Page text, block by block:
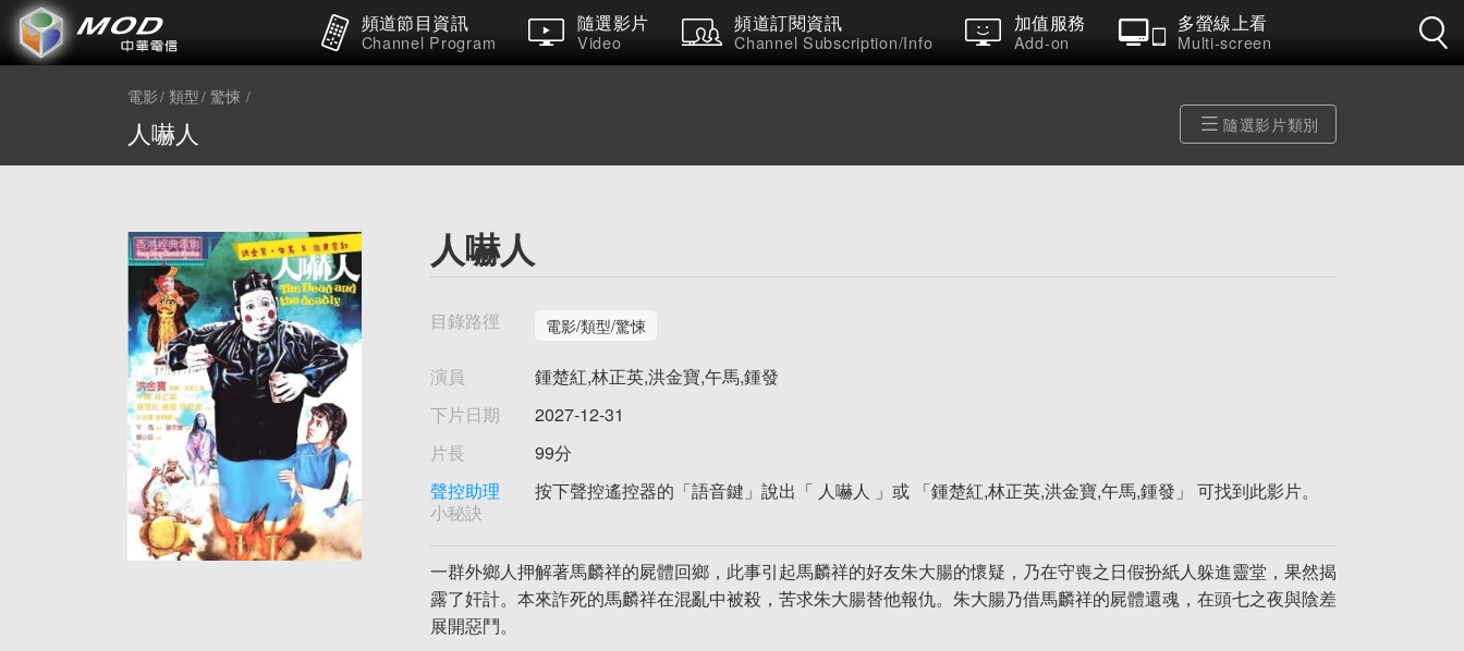
頻道節目資訊
Channel Program
隨選影片
Video
頻道訂閱資訊
Channel Subscription/Info
加值服務
Add-on
多螢線上看
Multi-screen
電影 類型 驚悚
人嚇人 隨選影片類別
人嚇人
目錄路徑 電影/類型/驚悚
演員
鍾楚紅,林正英,洪金寶,午馬,鍾發
下片日期
2027-12-31
片長
99分
聲控助理
小秘訣
按下聲控遙控器的「語音鍵」說出「 人嚇人 」或 「鍾楚紅,林正英,洪金寶,午馬,鍾發」 可找到此影片。
一群外鄉人押解著馬麟祥的屍體回鄉，此事引起馬麟祥的好友朱大腸的懷疑，乃在守喪之日假扮紙人躲進靈堂，果然揭
露了奸計。本來詐死的馬麟祥在混亂中被殺，苦求朱大腸替他報仇。朱大腸乃借馬麟祥的屍體還魂，在頭七之夜與陰差
展開惡鬥。